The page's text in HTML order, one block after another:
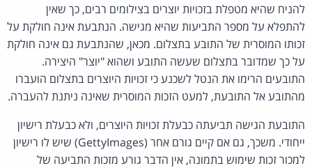
להניח שהיא מטפלת בזכויות יוצרים בצילומים רבים, כך שאין
להתפלא על מספר התביעות שהיא מגישה. הנתבעת אינה חולקת על
זכותו המוסרית של התובע בתצלום. מכאן, שהנתבעת גם אינה חולקת
על כך שמדובר בתצלום שעשה התובע ושהוא "יוצר" היצירה.
התובעים הרימו את הנטל לשכנע כי זכויות היוצרים בתצלום הועברו
מהתובע אל התובעת, למעט הזכות המוסרית שאינה ניתנת להעברה.
התובעת הגישה תביעתה כבעלת זכויות היוצרים, ולא כבעלת רישיון
ייחודי. משכך, גם אם קיים גורם אחר (GettyImages) שיש לו רישיון
למכור זכות שימוש בתמונה, אין הדבר גורע מזכות התביעה של